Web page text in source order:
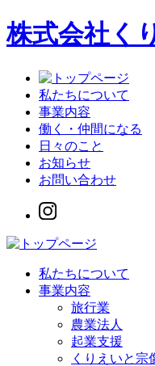
株式会社く
私たちについて
事業内容
働く・仲間になる
日々のこと
お知らせ
お問い合わせ
私たちについて
事業内容
旅行業
農業法人
起業支援
くりえいと宗